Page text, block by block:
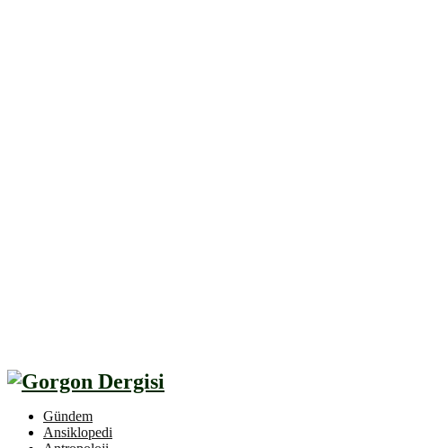
Gündem
Ansiklopedi